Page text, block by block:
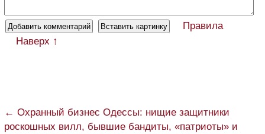
Правила
Наверх ↑
← Охранный бизнес Одессы: нищие защитники
роскошных вилл, бывшие бандиты, «патриоты» и